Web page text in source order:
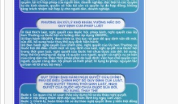
Nghị quyết số 13/2026/NQ-HĐND
Nghị quyết số 13/2026/NQ-HĐND
định mức thu, miễn, giảm, thu,
khoản phí, lệ phí thuộc thẩm quyền
nhân dân tỉnh Lai Châu
Thời gian đăng: 19/06/2026
lượt xem: 145 | lượt tải:134